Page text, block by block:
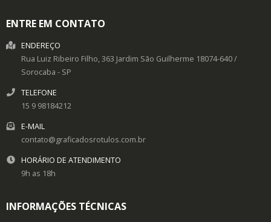
ENTRE EM CONTATO
ENDEREÇO
Rua Luiz Ribeiro Filho, 363 Jardim São Guilherme 18074-640/
Sorocaba - SP
TELEFONE
15 9 98184212
E-MAIL
contato@graficadosrotulos.com.br
HORÁRIO DE ATENDIMENTO
9h as 18h
INFORMAÇÕES TÉCNICAS